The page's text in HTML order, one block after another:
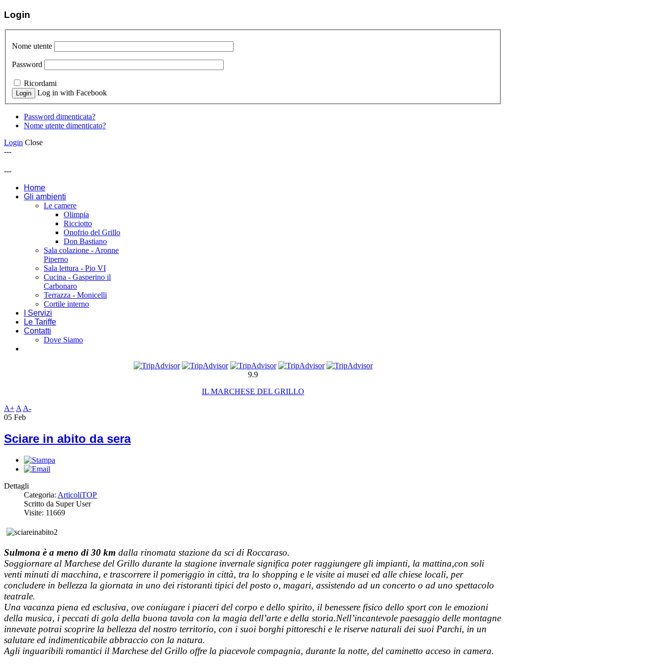
Login
Nome utente
Password
Ricordami
Log in with Facebook
Password dimenticata?
Nome utente dimenticato?
Login Close
---
---
Home
Gli ambienti
Le camere
Olimpia
Ricciotto
Onofrio del Grillo
Don Bastiano
Sala colazione - Aronne
Piperno
Sala lettura - Pio VI
Cucina - Gasperino il
Carbonaro
Terrazza - Monicelli
Cortile interno
I Servizi
Le Tariffe
Contatti
Dove Siamo
9.9
IL MARCHESE DEL GRILLO
A+AA-
05 Feb
Sciare in abito da sera
Dettagli
Categoria: ArticoliTOP
Scritto da Super User
Visite: 11669
Sulmona è a meno di 30 km dalla rinomata stazione da sci di Roccaraso.
Soggiornare al Marchese del Grillo durante la stagione invernale significa poter raggiungere gli impianti, la mattina,con soli
venti minuti di macchina, e trascorrere il pomeriggio in città, tra lo shopping e le visite ai musei ed alle chiese locali, per
concludere in bellezza la giornata in uno dei ristoranti tipici del posto o, magari, assistendo ad un concerto o ad uno spettacolo
teatrale.
Una vacanza piena ed esclusiva, ove coniugare i piaceri del corpo e dello spirito, il benessere fisico dello sport con le emozioni
della musica, i peccati di gola della buona tavola con la magia dell’arte e della storia.Nell’incantevole paesaggio delle montagne
innevate potrai scoprire la bellezza del nostro territorio, con i suoi borghi pittoreschi e le riserve naturali dei suoi Parchi, in un
salutare ed indimenticabile abbraccio con la natura.
Agli inguaribili romantici il Marchese del Grillo offre la piacevole compagnia, durante la notte, del caminetto acceso in camera.